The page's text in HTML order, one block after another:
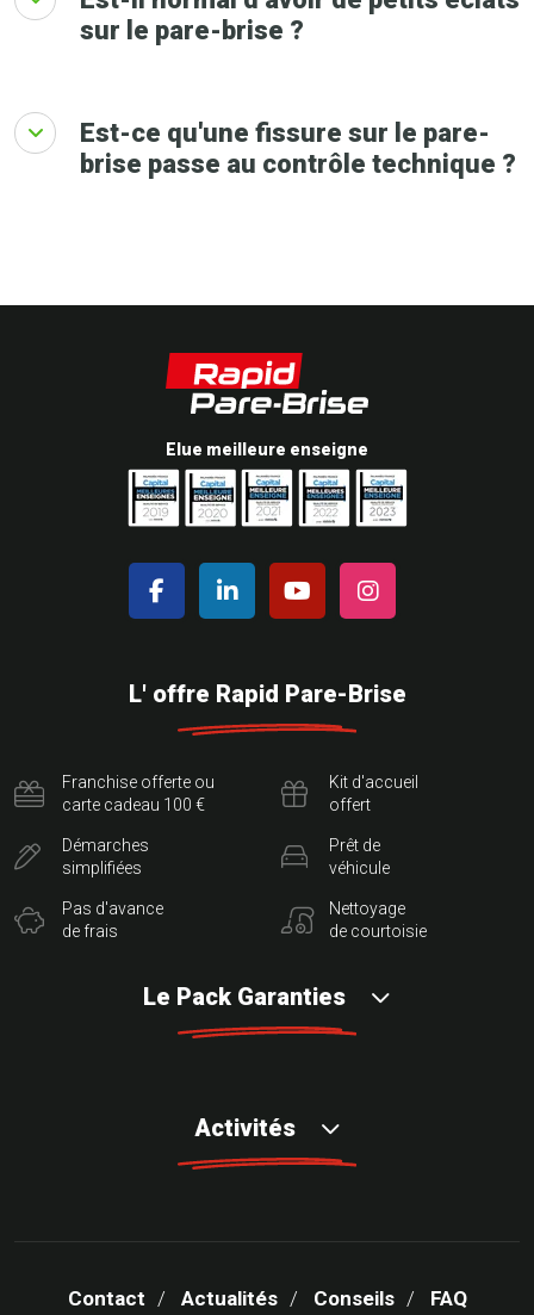
sur le pare-brise ?
Est-ce qu'une fissure sur le pare-
brise passe au contrôle technique ?
Elue meilleure enseigne
L' offre Rapid Pare-Brise
Franchise offerte ou
carte cadeau 100 €
Démarches
simplifiées
Pas d'avance
de frais
Kit d'accueil
offert
Prêt de
véhicule
Nettoyage
de courtoisie
Le Pack Garanties
Activités
Contact Actualités Conseils FAQ